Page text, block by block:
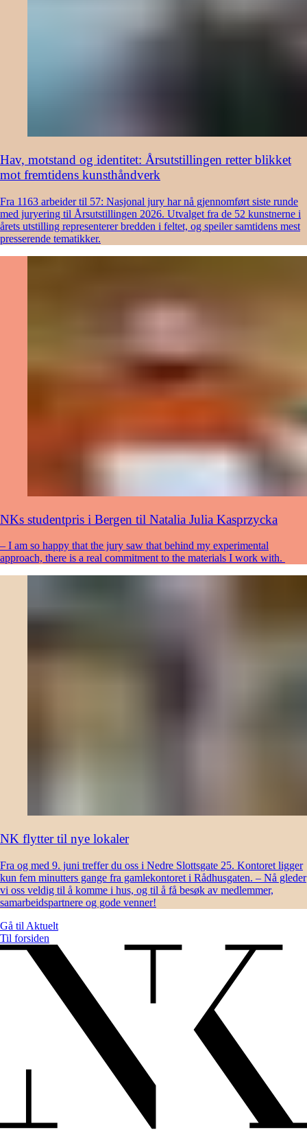
Hav, motstand og identitet: Årsutstillingen retter blikket
mot fremtidens kunsthåndverk
Fra 1163 arbeider til 57: Nasjonal jury har nå gjennomført siste runde
med juryering til Årsutstillingen 2026. Utvalget fra de 52 kunstnerne i
årets utstilling representerer bredden i feltet, og speiler samtidens mest
presserende tematikker.
NKs studentpris i Bergen til Natalia Julia Kasprzycka
– I am so happy that the jury saw that behind my experimental
approach, there is a real commitment to the materials I work with.
NK flytter til nye lokaler
Fra og med 9. juni treffer du oss i Nedre Slottsgate 25. Kontoret ligger
kun fem minutters gange fra gamlekontoret i Rådhusgaten. – Nå gleder
vi oss veldig til å komme i hus, og til å få besøk av medlemmer,
samarbeidspartnere og gode venner!
Gå til Aktuelt
Til forsiden